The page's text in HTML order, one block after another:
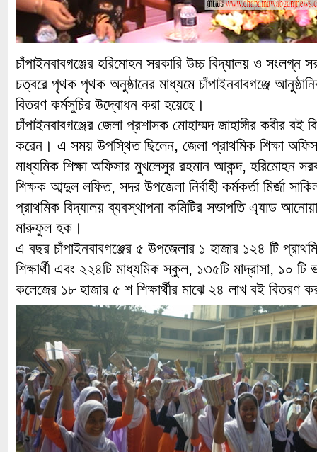
চাঁপাইনবাবগঞ্জের হরিমোহন সরকারি উচ্চ বিদ্যালয় ও সংলগ্ন
চত্বরে পৃথক পৃথক অনুষ্ঠানের মাধ্যমে চাঁপাইনবাবগঞ্জে
বিতরণ কর্মসুচির উদ্বোধন করা হয়েছে।
চাঁপাইনবাবগঞ্জের জেলা প্রশাসক মোহাম্মদ জাহাঙ্গীর কবীর বই
করেন। এ সময় উপস্থিত ছিলেন, জেলা প্রাথমিক শিক্ষা
মাধ্যমিক শিক্ষা অফিসার মুখলেসুর রহমান আকন্দ, হরিমোহন
শিক্ষক আব্দুল লফিত, সদর উপজেলা নির্বাহী কর্মকর্তা মির্জা
প্রাথমিক বিদ্যালয় ব্যবস্থাপনা কমিটির সভাপতি এ্যাড
মারুফুল হক।
এ বছর চাঁপাইনবাবগঞ্জের ৫ উপজেলার ১ হাজার ১২৪ টি
শিক্ষার্থী এবং ২২৪টি মাধ্যমিক স্কুল, ১৩৫টি মাদ্রাসা, ১০
কলেজের ১৮ হাজার ৫ শ শিক্ষার্থীর মাঝে ২৪ লাখ বই বিতরণ